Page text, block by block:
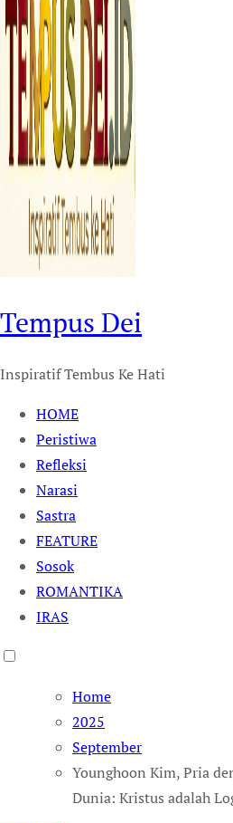
Tempus Dei
Inspiratif Tembus Ke Hati
HOME
Peristiwa
Refleksi
Narasi
Sastra
FEATURE
Sosok
ROMANTIKA
IRAS
Home
2025
September
Younghoon Kim, Pria
Dunia: Kristus adalah